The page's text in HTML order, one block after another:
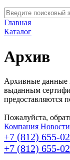
Главная
Каталог
Архив
Архивные данные
выданным
предоставляются
Пожалуйста,
Компания Новости
+7 (812) 655-
+7 (812) 655-